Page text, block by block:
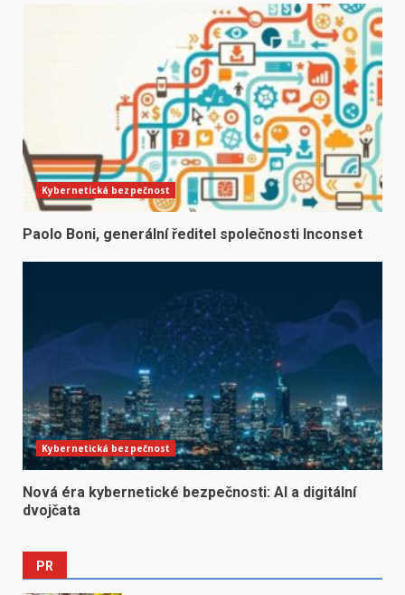
Kybernetická bezpečnost
Paolo Boni, generální ředitel společnosti Inconset
Kybernetická bezpečnost
Nová éra kybernetické bezpečnosti: AI a digitální
dvojčata
PR